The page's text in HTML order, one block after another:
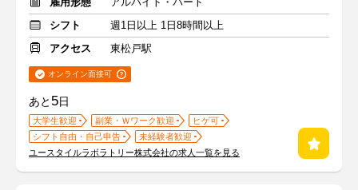
シフト
週1日以上 1日8時間以上
アクセス
東松戸駅
オンライン面接可
あと 5日
大学生歓迎 副業・Ｗワーク歓迎
ヒゲ可
シフト自由・自己申告
未経験者歓迎
ユースタイルラボラトリー株式会社の求人一覧を見る